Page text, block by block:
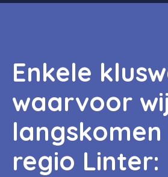
Enkele
waarvoor
langskomen
regio Linter: